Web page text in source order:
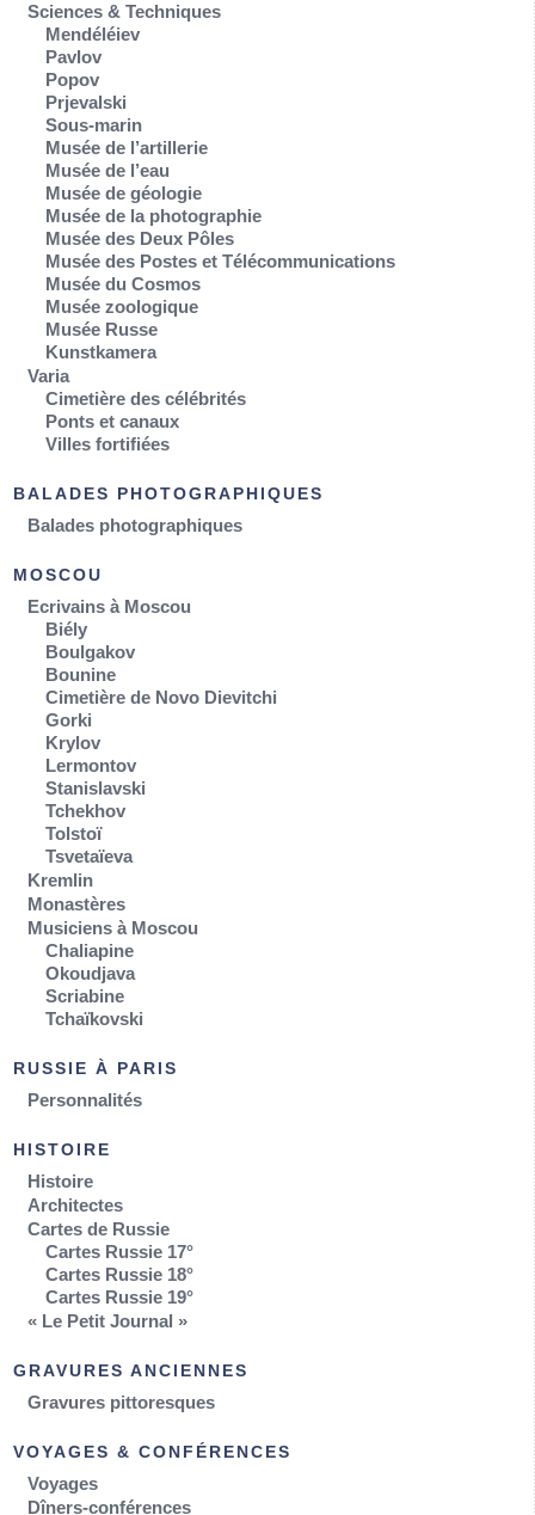
Sciences & Techniques
Mendéléiev
Pavlov
Popov
Prjevalski
Sous-marin
Musée de l’artillerie
Musée de l’eau
Musée de géologie
Musée de la photographie
Musée des Deux Pôles
Musée des Postes et Télécommunications
Musée du Cosmos
Musée zoologique
Musée Russe
Kunstkamera
Varia
Cimetière des célébrités
Ponts et canaux
Villes fortifiées
BALADES PHOTOGRAPHIQUES
Balades photographiques
MOSCOU
Ecrivains à Moscou
Biély
Boulgakov
Bounine
Cimetière de Novo Dievitchi
Gorki
Krylov
Lermontov
Stanislavski
Tchekhov
Tolstoï
Tsvetaïeva
Kremlin
Monastères
Musiciens à Moscou
Chaliapine
Okoudjava
Scriabine
Tchaïkovski
RUSSIE À PARIS
Personnalités
HISTOIRE
Histoire
Architectes
Cartes de Russie
Cartes Russie 17°
Cartes Russie 18°
Cartes Russie 19°
« Le Petit Journal »
GRAVURES ANCIENNES
Gravures pittoresques
VOYAGES & CONFÉRENCES
Voyages
Dîners-conférences